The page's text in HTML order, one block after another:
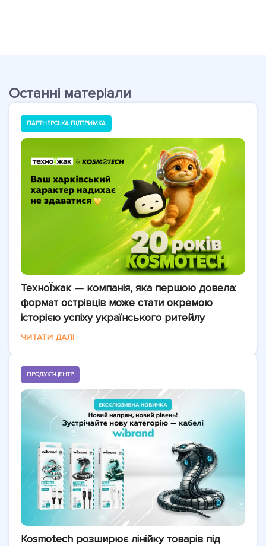
Останні матеріали
ПАРТНЕРСЬКА ПІДТРИМКА
ТехноЇжак — компанія, яка першою довела:
формат острівців може стати окремою
історією успіху українського ритейлу
ЧИТАТИ ДАЛІ
ПРОДУКТ-ЦЕНТР
Kosmotech розширює лінійку товарів під